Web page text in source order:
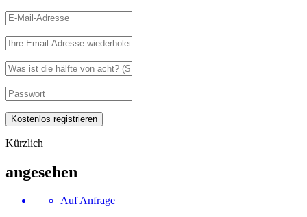
Kürzlich
angesehen
Auf Anfrage